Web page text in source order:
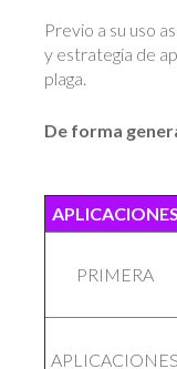
Previo a su uso
y estrategia de
plaga.
De forma
APLICACIONES
PRIMERA
APLICACIONES